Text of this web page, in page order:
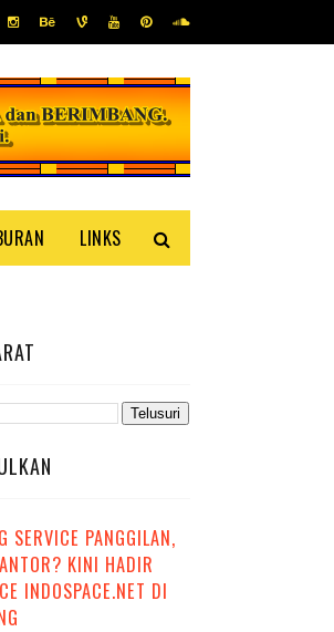
LINKS
SERVICE PANGGILAN,
KINI HADIR
INDOSPACE.NET DI